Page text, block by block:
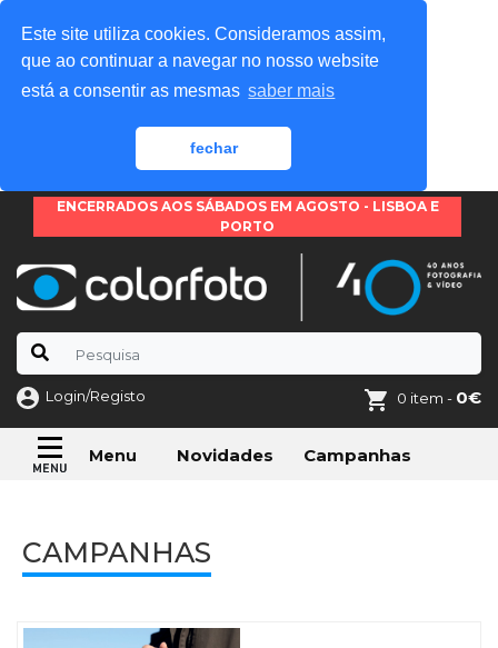
Este site utiliza cookies. Consideramos assim,
que ao continuar a navegar no nosso website
está a consentir as mesmas saber mais
fechar
ENCERRADOS AOS SÁBADOS EM AGOSTO - LISBOA E
PORTO
Login/Registo 0 item - 0€
Menu Novidades Campanhas
CAMPANHAS